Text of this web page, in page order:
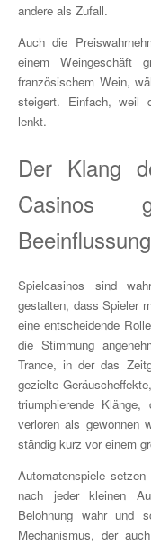
andere als Zufall.
Auch die
einem Weingeschäft
französischem Wein,
steigert. Einfach, weil
lenkt.
Der Klang
Casinos
Spielcasinos sind
gestalten, dass Spieler
eine entscheidende
die Stimmung
Trance, in der das
gezielte
triumphierende
verloren als gewonnen
ständig kurz vor einem
Automatenspiele
nach jeder kleinen
Belohnung wahr und
Mechanismus, der